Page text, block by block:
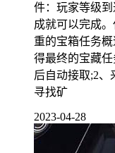
件：玩家等级
成就可以完成
重的宝箱任务
得最终的宝藏
后自动接取;2、
寻找矿
2023-04-28